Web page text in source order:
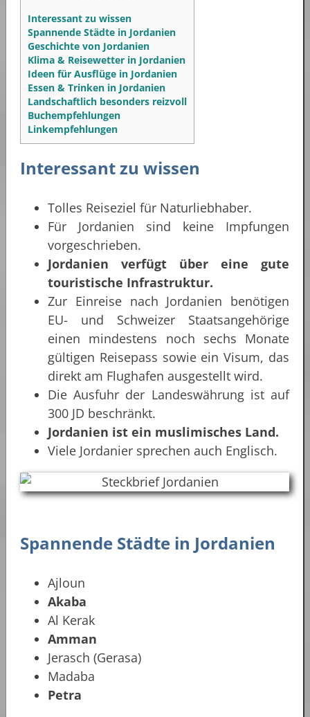
Interessant zu wissen
Spannende Städte in Jordanien
Geschichte von Jordanien
Klima & Reisewetter in Jordanien
Ideen für Ausflüge in Jordanien
Essen & Trinken in Jordanien
Landschaftlich besonders reizvoll
Buchempfehlungen
Linkempfehlungen
Interessant zu wissen
Tolles Reiseziel für Naturliebhaber.
Für Jordanien sind keine Impfungen
vorgeschrieben.
Jordanien verfügt über eine gute
touristische Infrastruktur.
Zur Einreise nach Jordanien benötigen
EU- und Schweizer Staatsangehörige
einen mindestens noch sechs Monate
gültigen Reisepass sowie ein Visum, das
direkt am Flughafen ausgestellt wird.
Die Ausfuhr der Landeswährung ist auf
300 JD beschränkt.
Jordanien ist ein muslimisches Land.
Viele Jordanier sprechen auch Englisch.
Spannende Städte in Jordanien
Ajloun
Akaba
Al Kerak
Amman
Jerasch (Gerasa)
Madaba
Petra